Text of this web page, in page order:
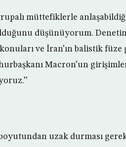
müttefiklerle
düşünüyorum. Denetim
ve İran’ın balistik
Macron’un
uzak durması